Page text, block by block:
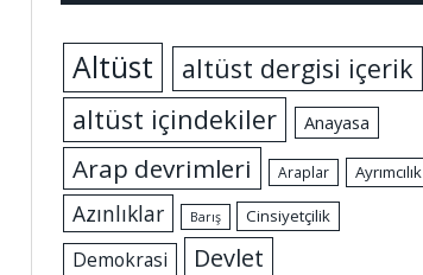
Altüst
altüst dergisi içerik
altüst içindekiler
Anayasa
Arap devrimleri Araplar Ayrımcılık
Azınlıklar Barış Cinsiyetçilik
Demokrasi Devlet